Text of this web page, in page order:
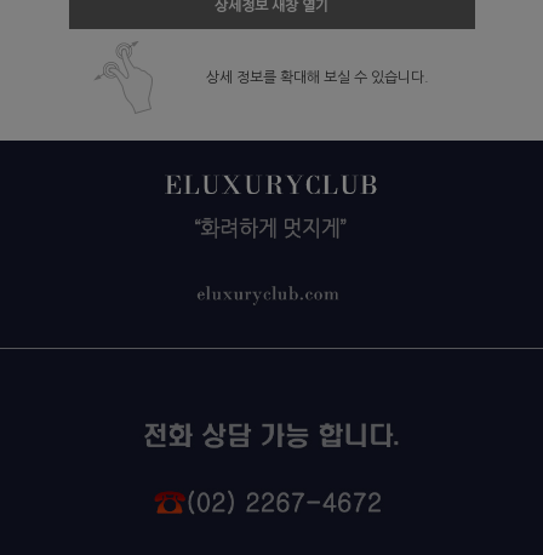
상세정보 새창 열기
상세 정보를 확대해 보실 수 있습니다.